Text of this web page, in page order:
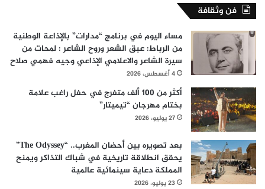
فن وثقافة
مساء اليوم في برنامج “مدارات” بالإذاعة الوطنية
من الرباط: عبق الشعر وروح الشاعر : لمحات من
سيرة الشاعر والاعلامي الإذاعي وجيه فهمي صلاح
4 أغسطس، 2026
أكثر من 100 ألف متفرج في حفل راغب علامة
بختام مهرجان “تيميتار”
27 يوليو، 2026
بعد تصويره بين أحضان المغرب.. “The Odyssey”
يحقق انطلاقة تاريخية في شباك التذاكر ويمنح
المملكة دعاية سينمائية عالمية
23 يوليو، 2026